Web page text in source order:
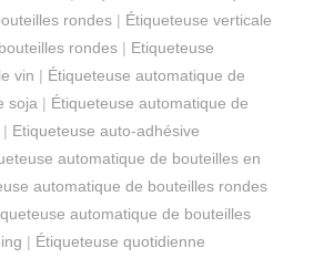
rondes | Étiqueteuse verticale
rondes | Etiqueteuse
vin | Étiqueteuse automatique de
soja | Étiqueteuse automatique de
| Etiqueteuse auto-adhésive
automatique de bouteilles en
automatique de bouteilles rondes
automatique de bouteilles
| Étiqueteuse quotidienne